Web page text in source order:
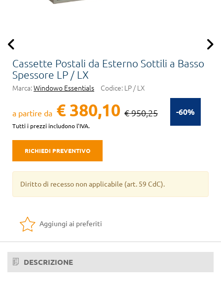
Cassette Postali da Esterno Sottili a Basso
Spessore LP / LX
Marca:Windowo Essentials Codice: LP / LX
-60%
a partire da € 380,10 € 950,25
Tutti i prezzi includono l'IVA.
RICHIEDI PREVENTIVO
Diritto di recesso non applicabile (art. 59 CdC).
Aggiungi ai preferiti
DESCRIZIONE